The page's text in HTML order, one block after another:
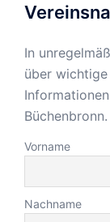
In
über
Büchenbronn.
Vorname
Nachname